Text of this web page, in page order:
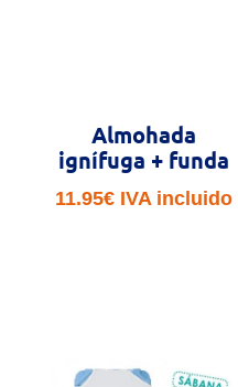
Almohada
ignífuga + funda
11.95€ IVA incluido